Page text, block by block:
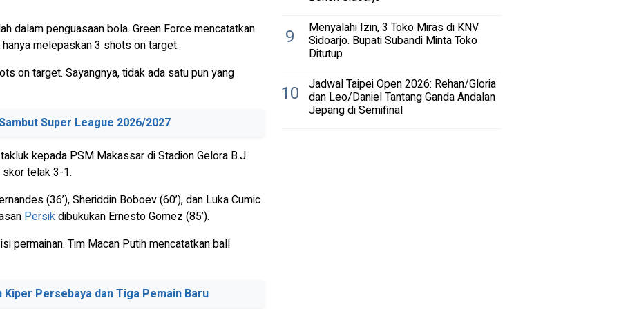
dalam penguasaan bola. Green Force mencatatkan
melepaskan 3 shots on target.
on target. Sayangnya, tidak ada satu pun yang
Super League 2026/2027
kepada PSM Makassar di Stadion Gelora B.J.
skor telak 3-1.
(36’), Sheriddin Boboev (60’), dan Luka Cumic
Persikdibukukan Ernesto Gomez (85’).
permainan. Tim Macan Putih mencatatkan ball
Persebaya dan Tiga Pemain Baru
9 Menyalahi Izin, 3 Toko Miras di KNV
Sidoarjo. Bupati Subandi Minta Toko
Ditutup
10 Jadwal Taipei Open 2026: Rehan/Gloria
dan Leo/Daniel Tantang Ganda Andalan
Jepang di Semifinal